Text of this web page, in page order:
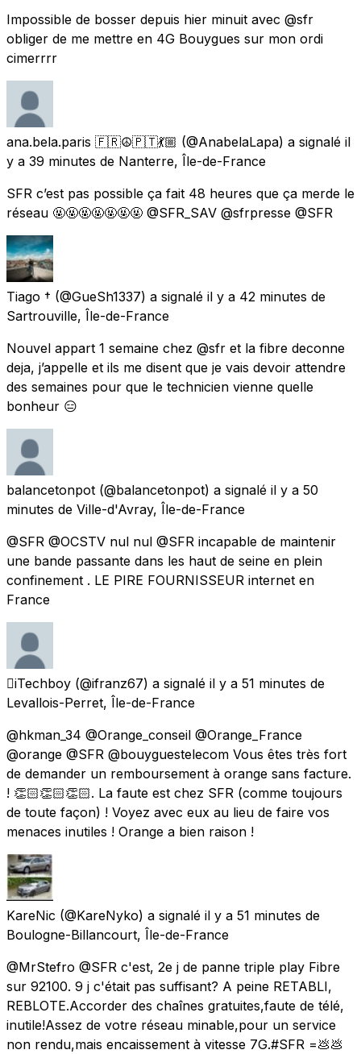
Impossible de bosser depuis hier minuit avec @sfr
obliger de me mettre en 4G Bouygues sur mon ordi
cimerrrr
ana.bela.paris 🇫🇷☮️🇵🇹💃🏼 (@AnabelaLapa) a signalé il
y a 39 minutes de Nanterre, Île-de-France
SFR c’est pas possible ça fait 48 heures que ça merde le
réseau 🤬🤬🤬🤬🤬🤬🤬 @SFR_SAV @sfrpresse @SFR
Tiago † (@GueSh1337) a signalé il y a 42 minutes de
Sartrouville, Île-de-France
Nouvel appart 1 semaine chez @sfr et la fibre deconne
deja, j’appelle et ils me disent que je vais devoir attendre
des semaines pour que le technicien vienne quelle
bonheur 😑
balancetonpot (@balancetonpot) a signalé il y a 50
minutes de Ville-d'Avray, Île-de-France
@SFR @OCSTV nul nul @SFR incapable de maintenir
une bande passante dans les haut de seine en plein
confinement . LE PIRE FOURNISSEUR internet en
France
iTechboy (@ifranz67) a signalé il y a 51 minutes de
Levallois-Perret, Île-de-France
@hkman_34 @Orange_conseil @Orange_France
@orange @SFR @bouyguestelecom Vous êtes très fort
de demander un remboursement à orange sans facture.
! 👏🏻👏🏻👏🏻. La faute est chez SFR (comme toujours
de toute façon) ! Voyez avec eux au lieu de faire vos
menaces inutiles ! Orange a bien raison !
KareNic (@KareNyko) a signalé il y a 51 minutes de
Boulogne-Billancourt, Île-de-France
@MrStefro @SFR c'est, 2e j de panne triple play Fibre
sur 92100. 9 j c'était pas suffisant? A peine RETABLI,
REBLOTE.Accorder des chaînes gratuites,faute de télé,
inutile!Assez de votre réseau minable,pour un service
non rendu,mais encaissement à vitesse 7G.#SFR =💩💩